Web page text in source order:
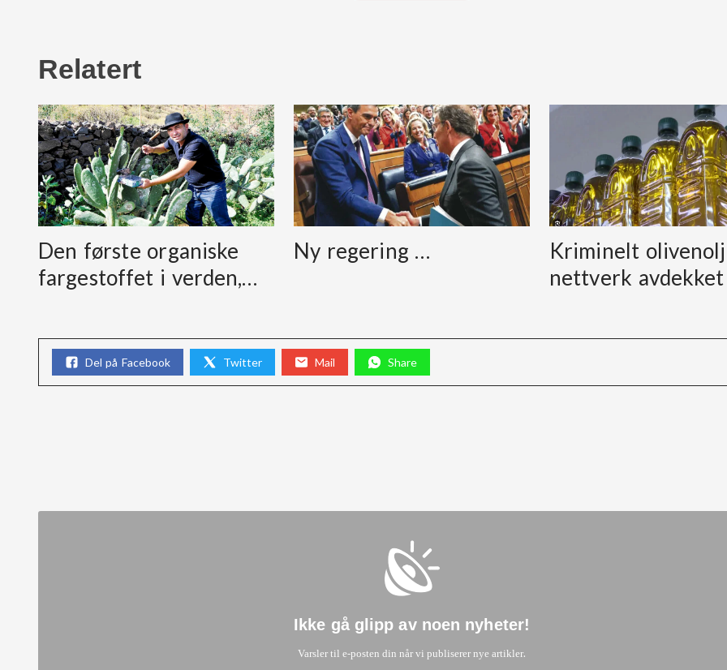
Relatert
Den første organiske
fargestoffet i verden,…
Ny regering …
Kriminelt
nettverk avdekket
Del på Facebook Twitter Mail Share
Ikke gå glipp av noen nyheter!
Varsler til e-posten din når vi publiserer nye artikler.